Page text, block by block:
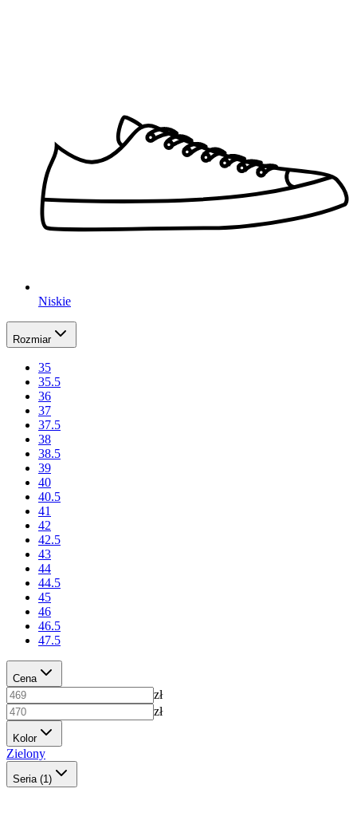
Niskie
Rozmiar
35
35.5
36
37
37.5
38
38.5
39
40
40.5
41
42
42.5
43
44
44.5
45
46
46.5
47.5
Cena
zł
zł
Kolor
Zielony
Seria (1)